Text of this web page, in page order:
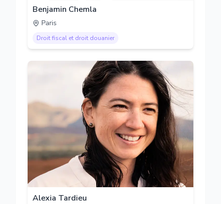
Benjamin Chemla
Paris
Droit fiscal et droit douanier
Alexia Tardieu